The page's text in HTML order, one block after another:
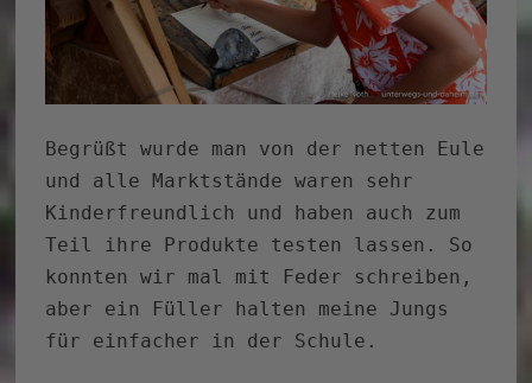
Begrüßt wurde man von der netten Eule
und alle Marktstände waren sehr
Kinderfreundlich und haben auch zum
Teil ihre Produkte testen lassen. So
konnten wir mal mit Feder schreiben,
aber ein Füller halten meine Jungs
für einfacher in der Schule.